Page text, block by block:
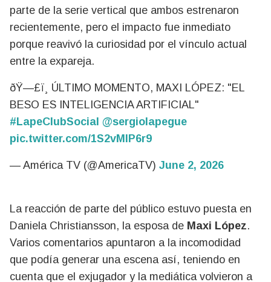
parte de la serie vertical que ambos estrenaron
recientemente, pero el impacto fue inmediato
porque reavivó la curiosidad por el vínculo actual
entre la expareja.
ðŸ—£ï¸ ÚLTIMO MOMENTO, MAXI LÓPEZ: "EL
BESO ES INTELIGENCIA ARTIFICIAL"
#LapeClubSocial @sergiolapegue
pic.twitter.com/1S2vMlP6r9
— América TV (@AmericaTV) June 2, 2026
La reacción de parte del público estuvo puesta en
Daniela Christiansson, la esposa de Maxi López.
Varios comentarios apuntaron a la incomodidad
que podía generar una escena así, teniendo en
cuenta que el exjugador y la mediática volvieron a